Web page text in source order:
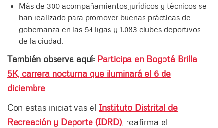
Más de 300 acompañamientos jurídicos y técnicos se
han realizado para promover buenas prácticas de
gobernanza en las 54 ligas y 1.083 clubes deportivos
de la ciudad.
También observa aquí: Participa en Bogotá Brilla
5K, carrera nocturna que iluminará el 6 de
diciembre
Con estas iniciativas el Instituto Distrital de
Recreación y Deporte (IDRD) , reafirma el